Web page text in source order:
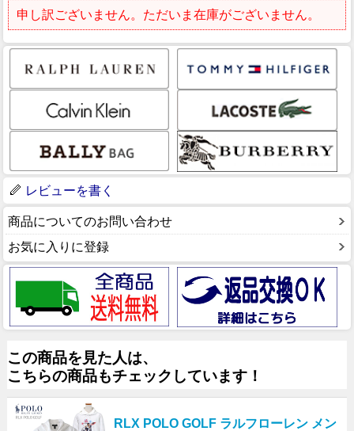
申し訳ございません。ただいま在庫がございません。
レビューを書く
商品についてのお問い合わせ
お気に入りに登録
この商品を見た人は、
こちらの商品もチェックしています！
RLX POLO GOLF ラルフローレン メン